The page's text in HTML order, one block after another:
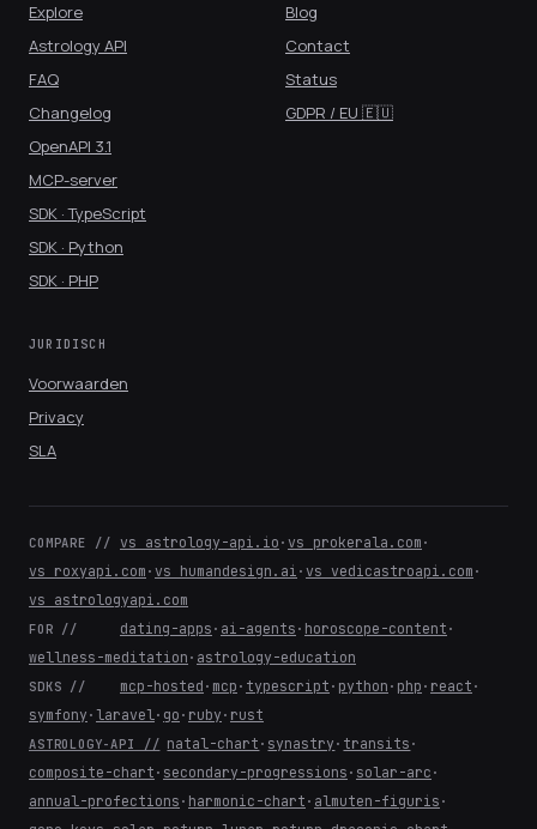
Explore
Astrology API
FAQ
Changelog
OpenAPI 3.1
MCP-server
SDK · TypeScript
SDK · Python
SDK · PHP
Blog
Contact
Status
GDPR / EU 🇪🇺
JURIDISCH
Voorwaarden
Privacy
SLA
COMPARE // vs astrology-api.io · vs prokerala.com ·
vs roxyapi.com · vs humandesign.ai · vs vedicastroapi.com ·
vs astrologyapi.com
FOR // dating-apps · ai-agents · horoscope-content ·
wellness-meditation · astrology-education
SDKS // mcp-hosted · mcp · typescript · python · php · react ·
symfony · laravel· go · ruby · rust
ASTROLOGY-API // natal-chart · synastry · transits ·
composite-chart · secondary-progressions · solar-arc ·
annual-profections · harmonic-chart · almuten-figuris ·